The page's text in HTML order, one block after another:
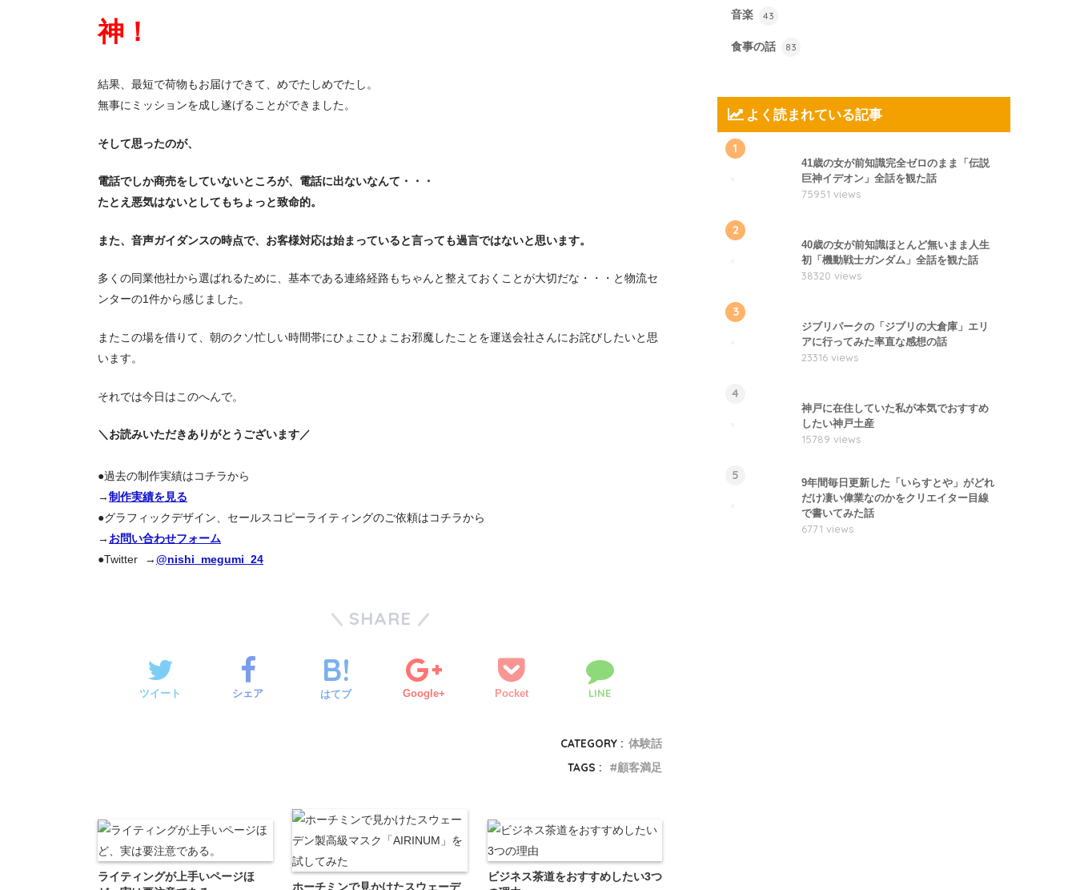
神！
結果、最短で荷物もお届けできて、めでたしめでたし。
無事にミッションを成し遂げることができました。
そして思ったのが、
電話でしか商売をしていないところが、電話に出ないなんて・・・
たとえ悪気はないとしてもちょっと致命的。
また、音声ガイダンスの時点で、お客様対応は始まっていると言っても過言ではないと思います。
多くの同業他社から選ばれるために、基本である連絡経路もちゃんと整えておくことが大切だな・・・と物流セ
ンターの1件から感じました。
またこの場を借りて、朝のクソ忙しい時間帯にひょこひょこお邪魔したことを運送会社さんにお詫びしたいと思
います。
それでは今日はこのへんで。
＼お読みいただきありがとうございます／
●過去の制作実績はコチラから
→制作実績を見る
●グラフィックデザイン、セールスコピーライティングのご依頼はコチラから
→ お問い合わせフォーム
●Twitter →@nishi_megumi_24
SHARE
ツイート シェア はてブ Google+ Pocket LINE
CATEGORY : 体験話
TAGS :
顧客満足
ライティングが上手いページほ
ホーチミンで見かけたスウェーデ
ビジネス茶道をおすすめしたい3つ
音楽 43
食事の話 83
よく読まれている記事
1
41歳の女が前知識完全ゼロのまま「伝説
巨神イデオン」全話を観た話
75951 views
2
40歳の女が前知識ほとんど無いまま人生
初「機動戦士ガンダム」全話を観た話
38320 views
3
ジブリパークの「ジブリの大倉庫」エリ
アに行ってみた率直な感想の話
23316 views
4
神戸に在住していた私が本気でおすすめ
したい神戸土産
15789 views
5
9年間毎日更新した「いらすとや」がどれ
だけ凄い偉業なのかをクリエイター目線
で書いてみた話
6771 views